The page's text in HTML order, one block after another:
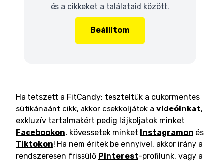
és a cikkeket a találataid között.
Beállítom
Ha tetszett a FitCandy: teszteltük a cukormentes
sütikánaánt cikk, akkor csekkoljátok a videóinkat,
exkluzív tartalmakért pedig lájkoljatok minket
Facebookon, kövessetek minket Instagramon és
Tiktokon! Ha nem éritek be ennyivel, akkor irány a
rendszeresen frissülő Pinterest-profilunk, vagy a